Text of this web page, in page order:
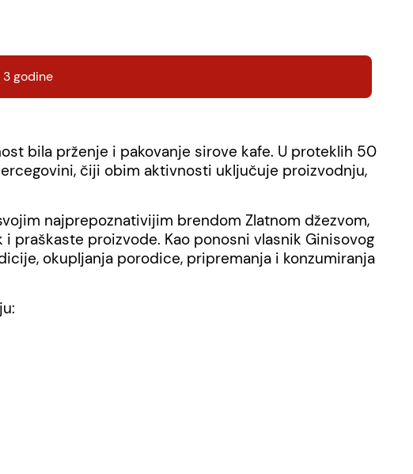
godine
bila prženje i pakovanje sirove kafe. U proteklih 50
čiji obim aktivnosti uključuje proizvodnju,
najprepoznativijim brendom Zlatnom džezvom,
praškaste proizvode. Kao ponosni vlasnik Ginisovog
okupljanja porodice, pripremanja i konzumiranja